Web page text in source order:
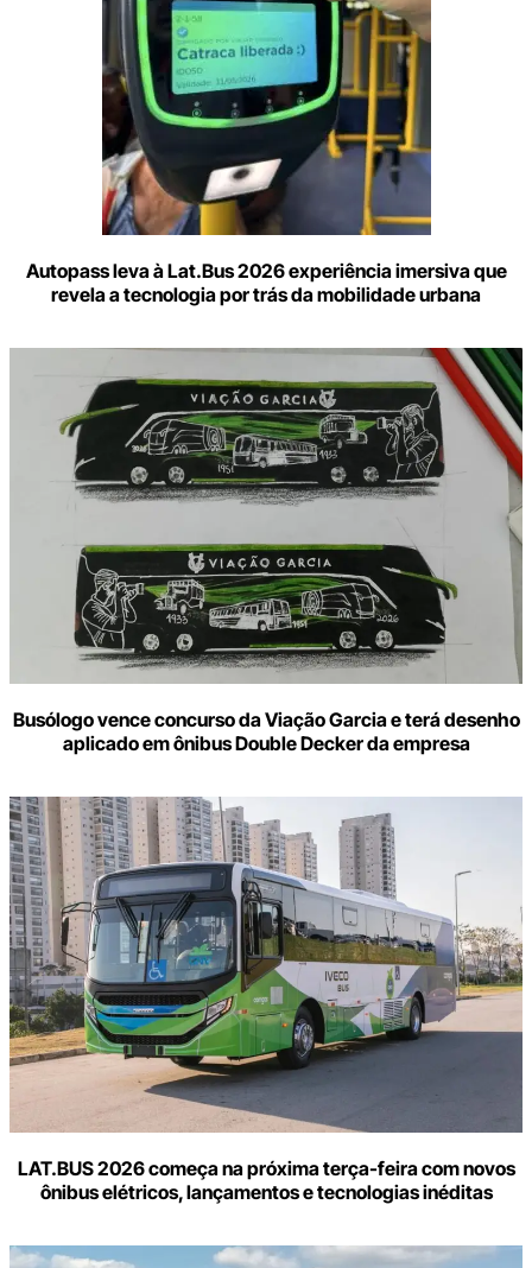
Autopass leva à Lat.Bus 2026 experiência imersiva que
revela a tecnologia por trás da mobilidade urbana
Busólogo vence concurso da Viação Garcia e terá desenho
aplicado em ônibus Double Decker da empresa
LAT.BUS 2026 começa na próxima terça-feira com novos
ônibus elétricos, lançamentos e tecnologias inéditas